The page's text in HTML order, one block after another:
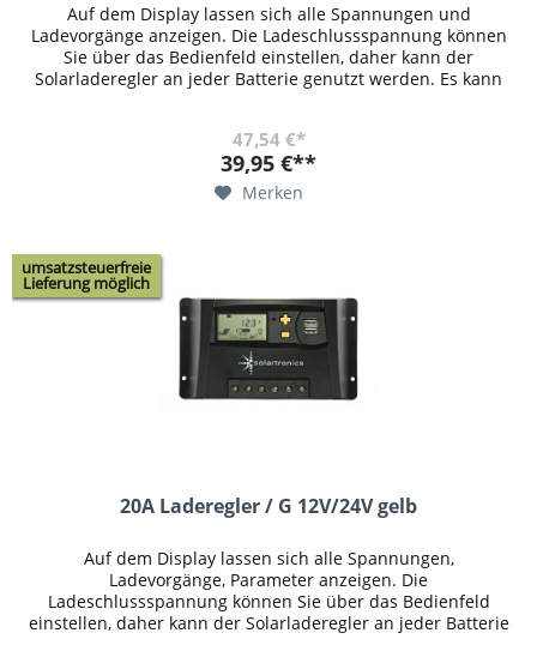
Auf dem Display lassen sich alle Spannungen und
Ladevorgänge anzeigen. Die Ladeschlussspannung können
Sie über das Bedienfeld einstellen, daher kann der
Solarladeregler an jeder Batterie genutzt werden. Es kann
47,54 €*
39,95 €**
Merken
umsatzsteuerfreie
Lieferung möglich
20A Laderegler / G 12V/24V gelb
Auf dem Display lassen sich alle Spannungen,
Ladevorgänge, Parameter anzeigen. Die
Ladeschlussspannung können Sie über das Bedienfeld
einstellen, daher kann der Solarladeregler an jeder Batterie